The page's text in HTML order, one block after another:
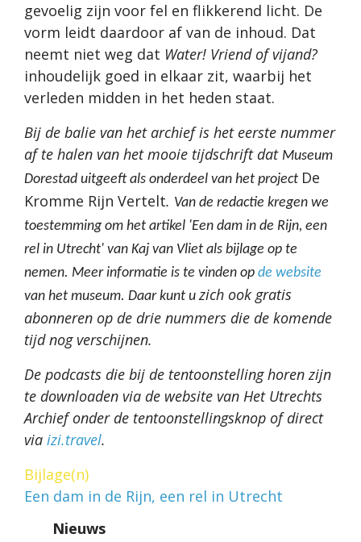
gevoelig zijn voor fel en flikkerend licht. De
vorm leidt daardoor af van de inhoud. Dat
neemt niet weg dat Water! Vriend of vijand?
inhoudelijk goed in elkaar zit, waarbij het
verleden midden in het heden staat.
Bij de balie van het archief is het eerste nummer
af te halen van het mooie tijdschrift dat Museum
Dorestad uitgeeft als onderdeel van het project De
Kromme Rijn Vertelt. Van de redactie kregen we
toestemming om het artikel 'Een dam in de Rijn, een
rel in Utrecht' van Kaj van Vliet als bijlage op te
nemen. Meer informatie is te vinden op de website
van het museum. Daar kunt uzich ook gratis
abonneren op de drie nummers die de komende
tijd nog verschijnen.
De podcasts die bij de tentoonstelling horen zijn
te downloaden via de website van Het Utrechts
Archief onder de tentoonstellingsknop of direct
via izi.travel.
Bijlage(n)
Een dam in de Rijn, een rel in Utrecht
Nieuws